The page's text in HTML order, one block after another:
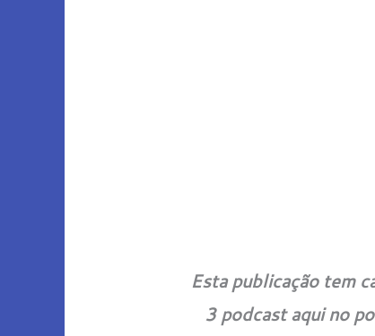
Esta publicação tem
3 podcast aqui no